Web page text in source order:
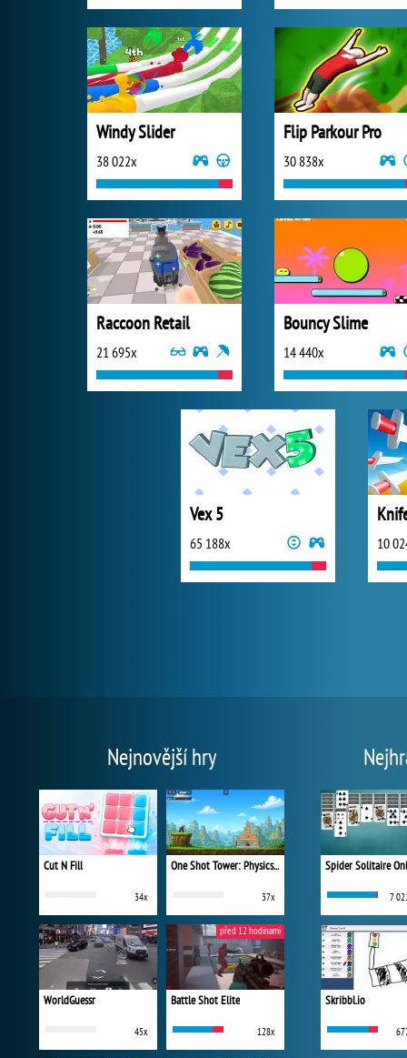
Windy Slider
38 022x
Flip Parkour Pro
30 838x
Raccoon Retail
21 695x
Bouncy Slime
14 440x
Vex 5
65 188x 10
Nejnovější hry
Cut N Fill
34x
One Shot Tower: Physics Destroyer
37x
WorldGuessr
45x
Battle Shot Elite
128x
před 12 hodinami
Spider Solitaire
7
Skribbl.io